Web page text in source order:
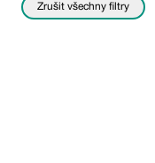
Zrušit všechny filtry